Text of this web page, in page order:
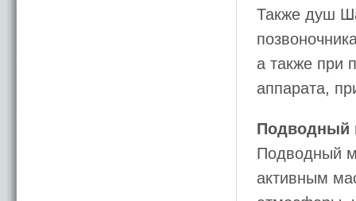
Также душ
а также при
аппарата,
Подводный
Подводный
активным